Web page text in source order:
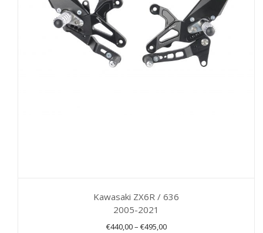
Kawasaki ZX6R / 636
2005-2021
€440,00– €495,00